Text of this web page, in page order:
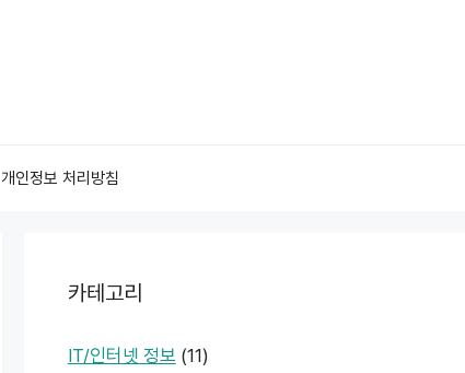
개인정보 처리방침
카테고리
IT/인터넷 정보 (11)